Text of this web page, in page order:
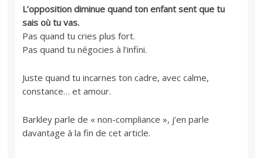
L’opposition diminue quand ton enfant sent que tu
sais où tu vas.
Pas quand tu cries plus fort.
Pas quand tu négocies à l’infini.
Juste quand tu incarnes ton cadre, avec calme,
constance… et amour.
Barkley parle de « non-compliance », j’en parle
davantage à la fin de cet article.